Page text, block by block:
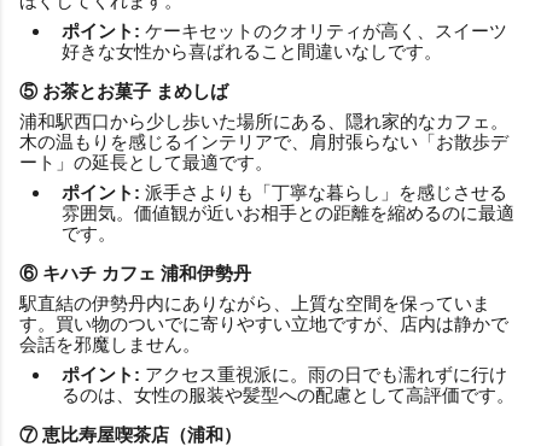
ポイント: ケーキセットのクオリティが高く、スイーツ
好きな女性から喜ばれること間違いなしです。
⑤ お茶とお菓子 まめしば
浦和駅西口から少し歩いた場所にある、隠れ家的なカフェ。
木の温もりを感じるインテリアで、肩肘張らない「お散歩デ
ート」の延長として最適です。
ポイント: 派手さよりも「丁寧な暮らし」を感じさせる
雰囲気。価値観が近いお相手との距離を縮めるのに最適
です。
⑥ キハチ カフェ 浦和伊勢丹
駅直結の伊勢丹内にありながら、上質な空間を保っていま
す。買い物のついでに寄りやすい立地ですが、店内は静かで
会話を邪魔しません。
ポイント: アクセス重視派に。雨の日でも濡れずに行け
るのは、女性の服装や髪型への配慮として高評価です。
⑦ 恵比寿屋喫茶店（浦和）